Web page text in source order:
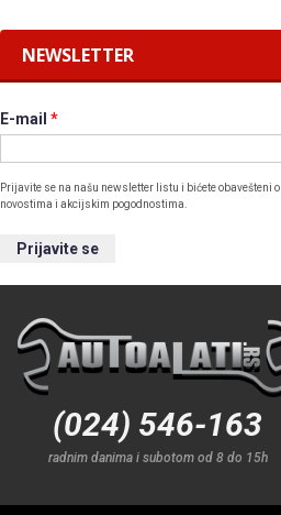
NEWSLETTER
E-mail *
Prijavite se na našu newsletter listu i bićete obavešteni o
novostima i akcijskim pogodnostima.
(024) 546-163
radnim danima i subotom od 8 do 15h